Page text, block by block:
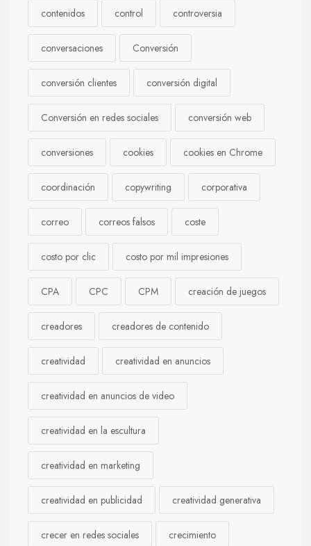
contenidos control controversia
conversaciones Conversión
conversión clientes conversión digital
Conversión en redes sociales conversión web
conversiones cookies cookies en Chrome
coordinación copywriting corporativa
correo correos falsos coste
costo por clic costo por mil impresiones
CPA CPC CPM creación de juegos
creadores creadores de contenido
creatividad creatividad en anuncios
creatividad en anuncios de video
creatividad en la escultura
creatividad en marketing
creatividad en publicidad creatividad generativa
crecer en redes sociales crecimiento